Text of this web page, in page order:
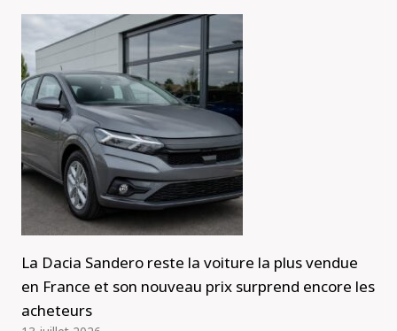
La Dacia Sandero reste la voiture la plus vendue
en France et son nouveau prix surprend encore les
acheteurs